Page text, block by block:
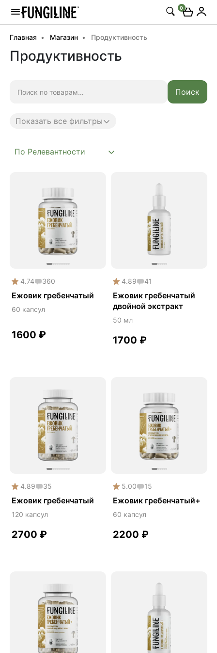
0
Главная Магазин Продуктивность
Продуктивность
Поиск
Показать все фильтры
Daily
Mushroom
Phyto
Premium
Solution
Акция
Антипаразит
Антистресс
Бакопа Монье
Готу кола
Деменция
Детокс
Дикий ямс
Для волос
Зависимости
Здоровое пищеварение
Здоровые суставы
Здоровый микробиом
Здоровье легких
4.74 360
Ежовик гребенчатый
60 капсул
1600 ₽
4.89 41
Ежовик гребенчатый
двойной экстракт
50 мл
1700 ₽
4.89 35
Ежовик гребенчатый
120 капсул
2700 ₽
5.00 15
Ежовик гребенчатый+
60 капсул
2200 ₽